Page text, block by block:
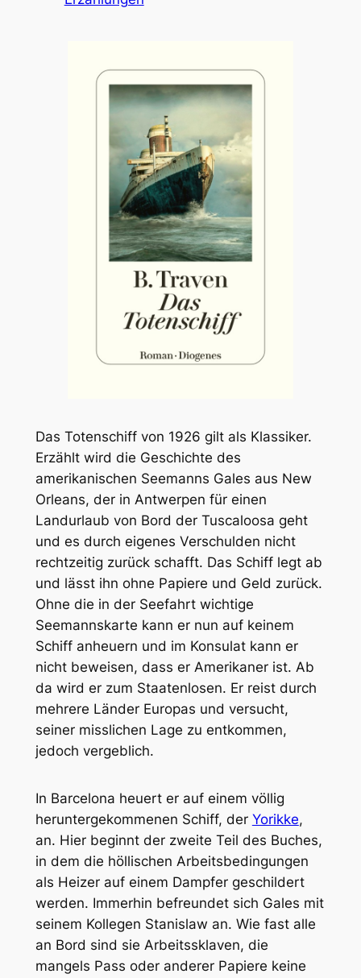
Das Totenschiff von 1926 gilt als Klassiker.
Erzählt wird die Geschichte des
amerikanischen Seemanns Gales aus New
Orleans, der in Antwerpen für einen
Landurlaub von Bord der Tuscaloosa geht
und es durch eigenes Verschulden nicht
rechtzeitig zurück schafft. Das Schiff legt ab
und lässt ihn ohne Papiere und Geld zurück.
Ohne die in der Seefahrt wichtige
Seemannskarte kann er nun auf keinem
Schiff anheuern und im Konsulat kann er
nicht beweisen, dass er Amerikaner ist. Ab
da wird er zum Staatenlosen. Er reist durch
mehrere Länder Europas und versucht,
seiner misslichen Lage zu entkommen,
jedoch vergeblich.
In Barcelona heuert er auf einem völlig
heruntergekommenen Schiff, der Yorikke,
an. Hier beginnt der zweite Teil des Buches,
in dem die höllischen Arbeitsbedingungen
als Heizer auf einem Dampfer geschildert
werden. Immerhin befreundet sich Gales mit
seinem Kollegen Stanislaw an. Wie fast alle
an Bord sind sie Arbeitssklaven, die
mangels Pass oder anderer Papiere keine